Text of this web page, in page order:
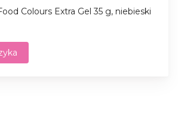
Colours Extra Gel 35 g, niebieski